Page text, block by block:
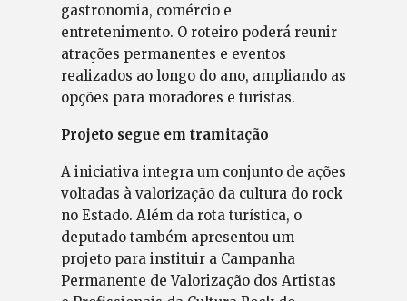
gastronomia, comércio e
entretenimento. O roteiro poderá reunir
atrações permanentes e eventos
realizados ao longo do ano, ampliando as
opções para moradores e turistas.
Projeto segue em tramitação
A iniciativa integra um conjunto de ações
voltadas à valorização da cultura do rock
no Estado. Além da rota turística, o
deputado também apresentou um
projeto para instituir a Campanha
Permanente de Valorização dos Artistas